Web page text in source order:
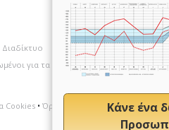
Κάνε ένα
Εθελοντές Λειτουργοί της
για τα Ανθρώπινα Δικαιώµατα
Cookies • Όροι Χρήσης Σημείωση